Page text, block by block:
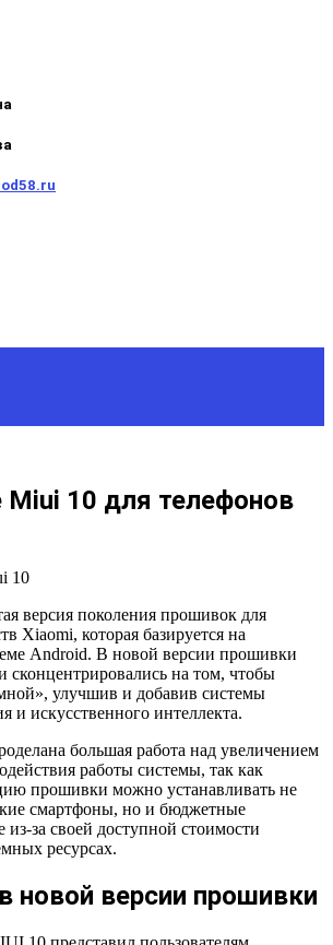
Miui 10 для телефонов
версия поколения прошивок для
Xiaomi, которая базируется на
Android. В новой версии прошивки
сконцентрировались на том, чтобы
улучшив и добавив системы
и искусственного интеллекта.
большая работа над увеличением
работы системы, так как
прошивки можно устанавливать не
смартфоны, но и бюджетные
из-за своей доступной стоимости
ресурсах.
новой версии прошивки